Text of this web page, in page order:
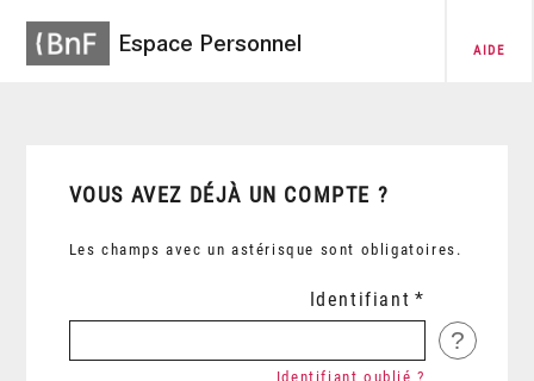
Espace Personnel AIDE
VOUS AVEZ DÉJÀ UN COMPTE ?
Les champs avec un astérisque sont obligatoires.
Identifiant
?
Identifiant oublié ?